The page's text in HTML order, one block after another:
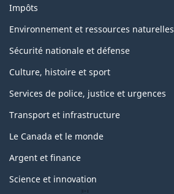
Impôts
Environnement et ressources naturelles
Sécurité nationale et défense
Culture, histoire et sport
Services de police, justice et urgences
Transport et infrastructure
Le Canada et le monde
Argent et finance
Science et innovation